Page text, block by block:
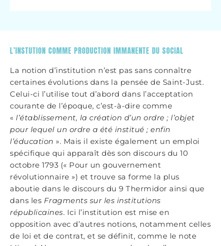
L’INSTUTION COMME PRODUCTION IMMANENTE DU SOCIAL
La notion d’institution n’est pas sans connaître
certaines évolutions dans la pensée de Saint-Just.
Celui-ci l’utilise tout d’abord dans l’acceptation
courante de l’époque, c’est-à-dire comme
« l’établissement, la création d’un ordre ; l’objet
pour lequel un ordre a été institué ; enfin
l’éducation ». Mais il existe également un emploi
spécifique qui apparaît dès son discours du 10
octobre 1793 (« Pour un gouvernement
révolutionnaire ») et trouve sa forme la plus
aboutie dans le discours du 9 Thermidor ainsi que
dans les Fragments sur les institutions
républicaines. Ici l’institution est mise en
opposition avec d’autres notions, notamment celles
de loi et de contrat, et se définit, comme le note